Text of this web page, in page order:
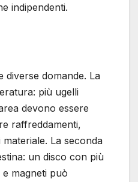
indipendenti.
diverse domande. La
più ugelli
devono essere
raffreddamenti,
La seconda
un disco con più
magneti può